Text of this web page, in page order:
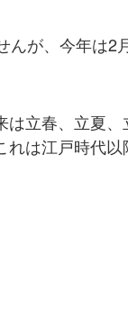
が、今年は2
立春、立夏
は江戸時代